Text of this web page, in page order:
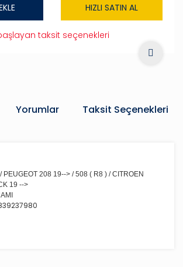
HIZLI SATIN AL
taksit seçenekleri
Yorumlar Taksit Seçenekleri
PEUGEOT 208 19--> / 508 ( R8 ) / CITROEN
19 -->